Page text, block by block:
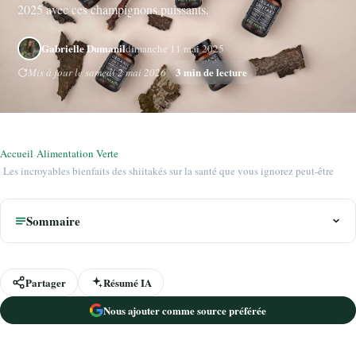
2025 avec ces champignons puissants.
Gabrielle Dumanildimanche 11 mai 2025
Mis à jour le samedi 2 mai 2026
3 min de lecture
Accueil›Alimentation Verte
›Les incroyables bienfaits des shiitakés sur la santé que vous ignorez peut-être
Sommaire
Partager
Résumé IA
Nous ajouter comme source préférée